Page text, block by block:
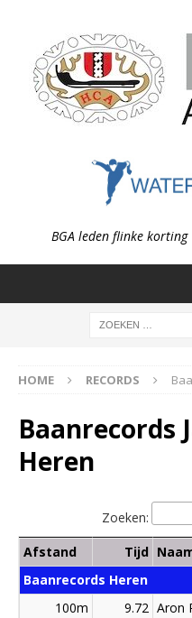
BGA leden flinke korting
HOME RECORDS
Baanrecords
Heren
Zoeken:
Afstand Tijd
Baanrecords Heren
100m
9.72 Aron